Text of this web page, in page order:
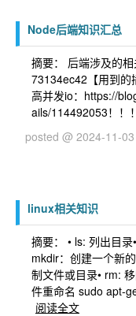
Node后端知识汇总
摘要： 后端涉及的
73134ec42【用到的
高并发io：https://
ails/114492053！！
posted @ 2024-11-
linux相关知识
摘要： • ls: 列出目
mkdir：创建一个新
制文件或目录• rm:
件重命名 sudo apt-
阅读全文